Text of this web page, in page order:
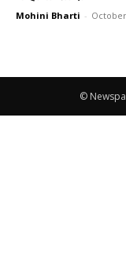
Mohini Bharti -
©